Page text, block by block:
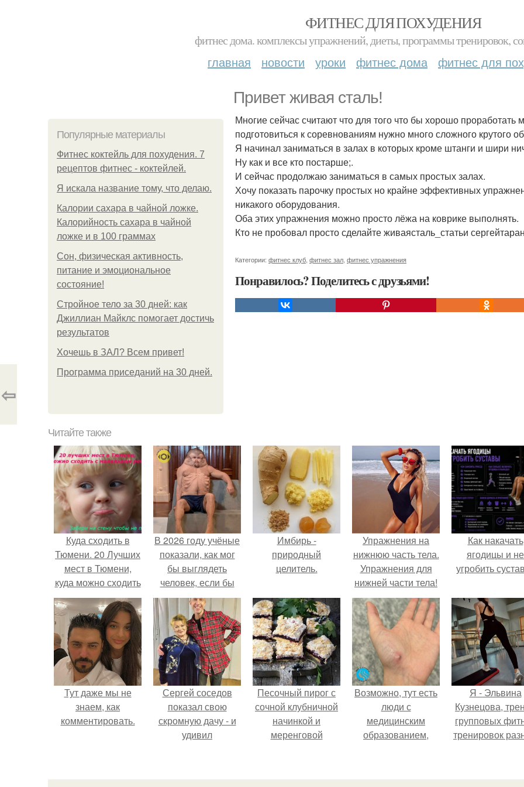
ФИТНЕС ДЛЯ ПОХУДЕНИЯ
фитнес дома. комплексы упражнений, диеты, программы тренировок,
главная новости уроки фитнес дома фитнес для
Привет живая сталь!
Популярные материалы
Фитнес коктейль для похудения. 7
рецептов фитнес - коктейлей.
Я искала название тому, что делаю.
Калории сахара в чайной ложке.
Калорийность сахара в чайной
ложке и в 100 граммах
Сон, физическая активность,
питание и эмоциональное
состояние!
Стройное тело за 30 дней: как
Джиллиан Майклс помогает достичь
результатов
Хочешь в ЗАЛ? Всем привет!
Программа приседаний на 30 дней.
Многие сейчас считают что для того что бы хорошо
подготовиться к соревнованиям нужно много сложного крутого
Я начинал заниматься в залах в которых кроме штанги и шири
Ну как и все кто постарше;.
И сейчас продолжаю заниматься в самых простых залах.
Хочу показать парочку простых но крайне эффективных
никакого оборудования.
Оба этих упражнения можно просто лёжа на коврике выполнять.
Кто не пробовал просто сделайте живаясталь_статьи
Категории: фитнес клуб фитнес зал фитнес упражнения
Понравилось? Поделитесь с друзьями!
⇦
Читайте также
Куда сходить в
Тюмени. 20 Лучших
мест в Тюмени,
куда можно сходить
с маленьким
ребенком
В 2026 году учёные
показали, как мог
бы выглядеть
человек, если бы
его тело
эволюционировало
специально для
выживания в
автокатастpoфах.
Имбирь -
природный
целитель.
Упражнения на
нижнюю часть тела.
Упражнения для
нижней части тела!
Как накачать
ягодицы и не
угробить
Тут даже мы не
знаем, как
комментировать.
Сергей соседов
показал свою
скромную дачу - и
удивил
Песочный пирог с
сочной клубничной
начинкой и
меренговой
Возможно, тут есть
люди с
медицинским
образованием,
Я - Эльвина
Кузнецова,
групповых
тренировок